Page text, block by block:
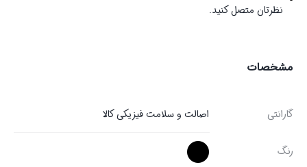
نظرتان متصل کنید.
مشخصات
گارانتی اصالت و سلامت فیزیکی کالا
رنگ